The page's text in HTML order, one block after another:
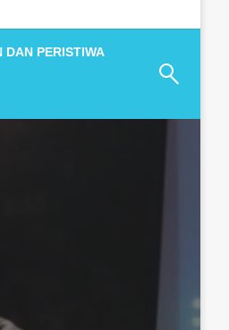
DAN PERISTIWA